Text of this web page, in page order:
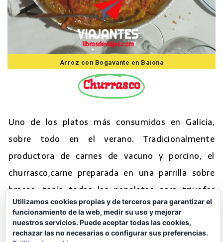
Arroz con Bogavante en Baiona
Churrasco
Uno de los platos más consumidos en Galicia,
sobre todo en el verano. Tradicionalmente
productora de carnes de vacuno y porcino, el
churrasco,carne preparada en una parrilla sobre
brasas, tenía todas las papeletas para triunfar
debido a la calidad de las carnes gallegas. Siempre
hay la discusión de si churrasco de ternera o de
Utilizamos cookies propias y de terceros para garantizar el
funcionamiento de la web, medir su uso y mejorar
nuestros servicios. Puede aceptar todas las cookies,
rechazar las no necesarias o configurar sus preferencias.